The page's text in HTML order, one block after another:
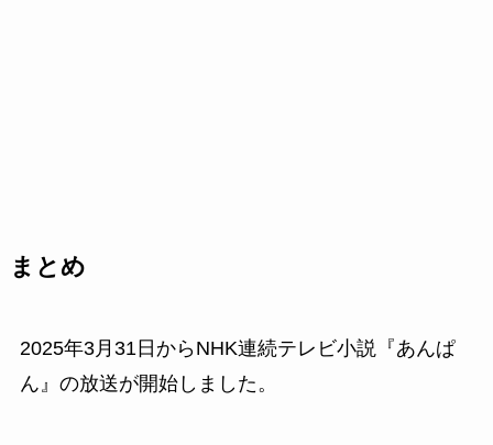
まとめ
2025年3月31日からNHK連続テレビ小説『あんぱ
ん』の放送が開始しました。